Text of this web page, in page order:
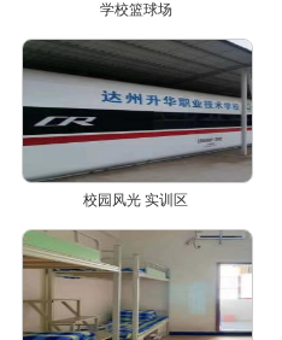
学校篮球场
校园风光 实训区